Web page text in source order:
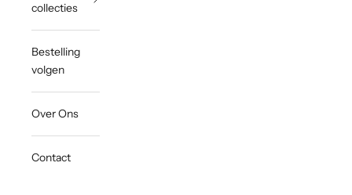
collecties
Bestelling
volgen
Over Ons
Contact